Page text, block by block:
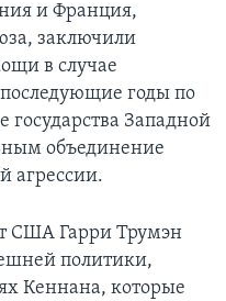
и Франция,
заключили
в случае
годы по
Западной
объединение
агрессии.
США Гарри Трумэн
политики,
Кеннана, которые